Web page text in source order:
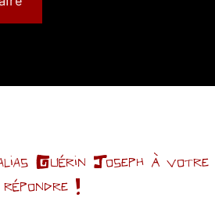
Guérin Joseph à votre
!